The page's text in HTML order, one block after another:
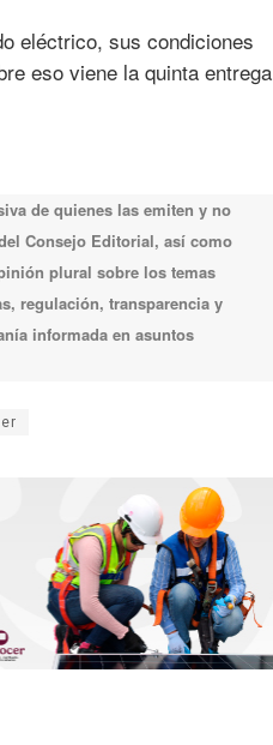
eléctrico, sus condiciones
eso viene la quinta entrega
de quienes las emiten y no
Consejo Editorial, así como
plural sobre los temas
regulación, transparencia y
informada en asuntos